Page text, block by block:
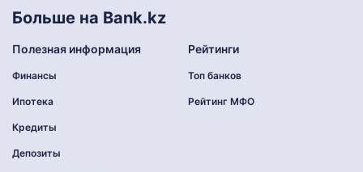
Больше на Bank.kz
Полезная информация
Финансы
Ипотека
Кредиты
Депозиты
Рейтинги
Топ банков
Рейтинг МФО